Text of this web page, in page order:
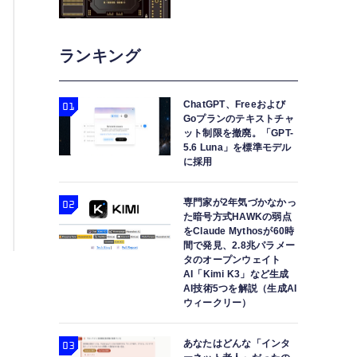
ランキング
ChatGPT、Freeおよび
Goプランのテキストチャ
ット制限を撤廃。「GPT-
5.6 Luna」を標準モデル
に採用
専門家が2年気づかなかっ
た暗号方式HAWKの弱点
をClaude Mythosが60時
間で発見、2.8兆パラメー
タのオープンウェイト
AI「Kimi K3」など生成
AI技術5つを解説（生成AI
ウィークリー）
あなたはどんな「インタ